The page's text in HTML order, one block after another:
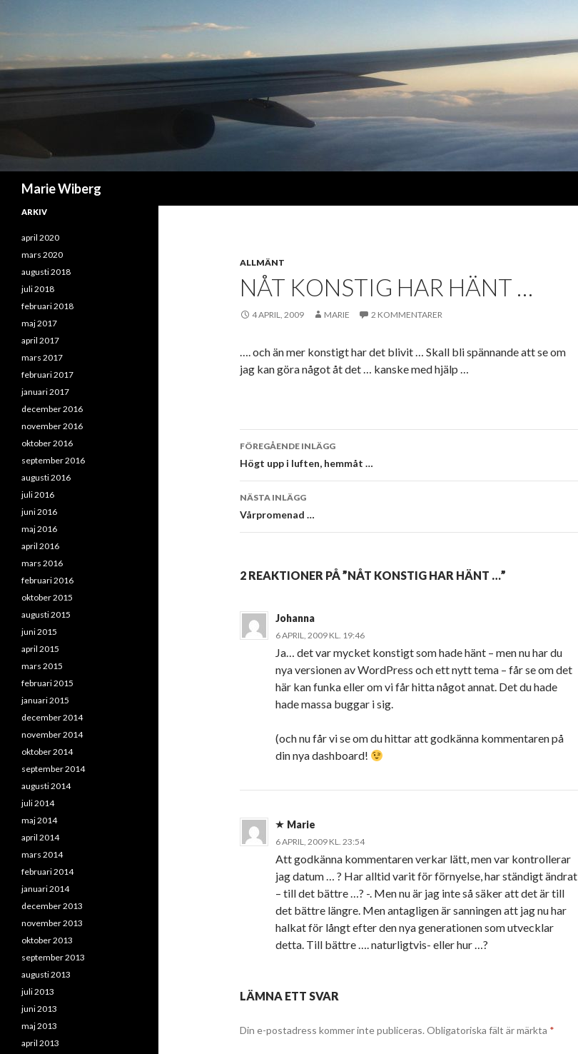
Marie Wiberg
ALLMÄNT
NÅT KONSTIG HAR HÄNT …
4 APRIL, 2009 MARIE 2 KOMMENTARER
…. och än mer konstigt har det blivit … Skall bli spännande att se om
jag kan göra något åt det … kanske med hjälp …
Inläggsnavigering
FÖREGÅENDE INLÄGG
Högt upp i luften, hemmåt …
NÄSTA INLÄGG
Vårpromenad …
2 REAKTIONER PÅ ”NÅT KONSTIG HAR HÄNT …”
Johanna
6 APRIL, 2009 KL. 19:46
Ja… det var mycket konstigt som hade hänt – men nu har du
nya versionen av WordPress och ett nytt tema – får se om det
här kan funka eller om vi får hitta något annat. Det du hade
hade massa buggar i sig.
(och nu får vi se om du hittar att godkänna kommentaren på
din nya dashboard!
Marie
6 APRIL, 2009 KL. 23:54
Att godkänna kommentaren verkar lätt, men var kontrollerar
jag datum … ? Har alltid varit för förnyelse, har ständigt ändrat
– till det bättre …? -. Men nu är jag inte så säker att det är till
det bättre längre. Men antagligen är sanningen att jag nu har
halkat för långt efter den nya generationen som utvecklar
detta. Till bättre …. naturligtvis- eller hur …?
LÄMNA ETT SVAR
Din e-postadress kommer inte publiceras. Obligatoriska fält är märkta *
ARKIV
april 2020
mars 2020
augusti 2018
juli 2018
februari 2018
maj 2017
april 2017
mars 2017
februari 2017
januari 2017
december 2016
november 2016
oktober 2016
september 2016
augusti 2016
juli 2016
juni 2016
maj 2016
april 2016
mars 2016
februari 2016
oktober 2015
augusti 2015
juni 2015
april 2015
mars 2015
februari 2015
januari 2015
december 2014
november 2014
oktober 2014
september 2014
augusti 2014
juli 2014
maj 2014
april 2014
mars 2014
februari 2014
januari 2014
december 2013
november 2013
oktober 2013
september 2013
augusti 2013
juli 2013
juni 2013
maj 2013
april 2013